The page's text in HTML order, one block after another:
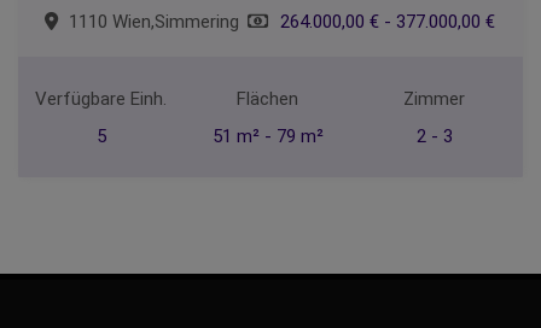
1110 Wien,Simmering 264.000,00 € - 377.000,00 €
Verfügbare Einh.
5
Flächen
51 m² - 79 m²
Zimmer
2 - 3